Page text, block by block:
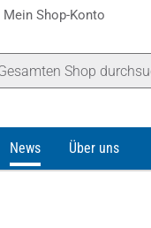
Mein Shop-Konto
News Über uns